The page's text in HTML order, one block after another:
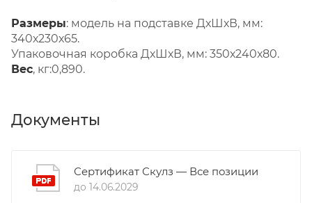
Размеры: модель на подставке ДхШхВ, мм:
340х230х65.
Упаковочная коробка ДхШхВ, мм: 350х240х80.
Вес, кг:0,890.
Документы
Сертификат Скулз — Все позиции
до 14.06.2029